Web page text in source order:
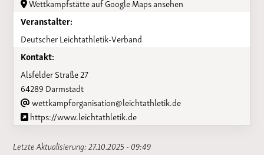
Veranstalter:
Deutscher Leichtathletik-Verband
Kontakt:
Alsfelder Straße 27
64289 Darmstadt
wettkampforganisation@leichtathletik.de
https://www.leichtathletik.de
Letzte Aktualisierung: 27.10.2025 - 09:49